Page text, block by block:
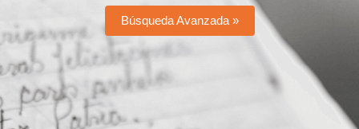
Búsqueda Avanzada »